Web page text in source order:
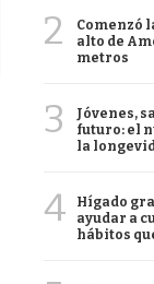
2
Comenzó
alto de
metros
3
Jóvenes,
futuro: el
la
4
Hígado
ayudar a
hábitos